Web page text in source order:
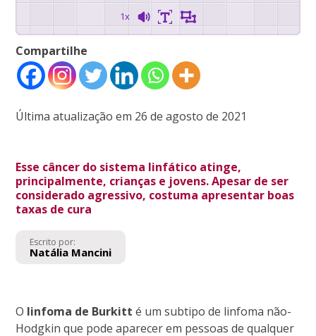
1x
Compartilhe
Última atualização em 26 de agosto de 2021
Esse câncer do sistema linfático atinge,
principalmente, crianças e jovens. Apesar de ser
considerado agressivo, costuma apresentar boas
taxas de cura
Escrito por:
Natália Mancini
O linfoma de Burkitté um subtipo de linfoma não-
Hodgkin que pode aparecer em pessoas de qualquer